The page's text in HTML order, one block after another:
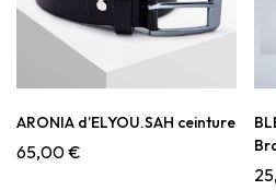
ARONIA d’ELYOU.SAH ceinture
65,00€